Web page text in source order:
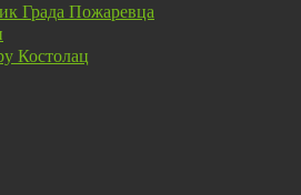
Града Пожаревца
Костолац